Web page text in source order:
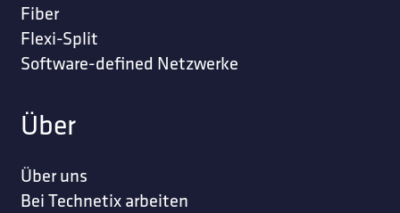
Fiber
Flexi-Split
Software-defined Netzwerke
Über
Über uns
Bei Technetix arbeiten